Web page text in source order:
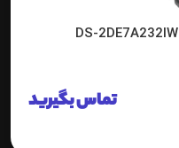
تماس بگیرید